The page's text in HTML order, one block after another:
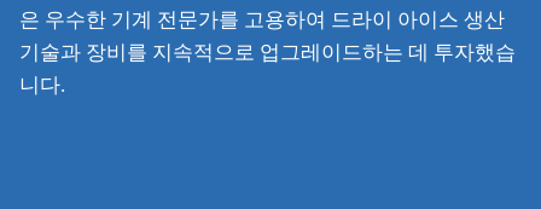
은 우수한 기계 전문가를 고용하여 드라이 아이스 생산
기술과 장비를 지속적으로 업그레이드하는 데 투자했습
니다.